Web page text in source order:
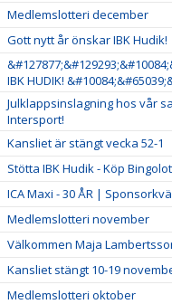
Medlemslotteri december
Gott nytt år önskar IBK Hudik!
IBK HUDIK!
Julklappsinslagning hos vår
Intersport!
Kansliet är stängt vecka 52-1
Stötta IBK Hudik - Köp
ICA Maxi - 30 ÅR |
Medlemslotteri november
Välkommen Maja
Kansliet stängt 10-19
Medlemslotteri oktober